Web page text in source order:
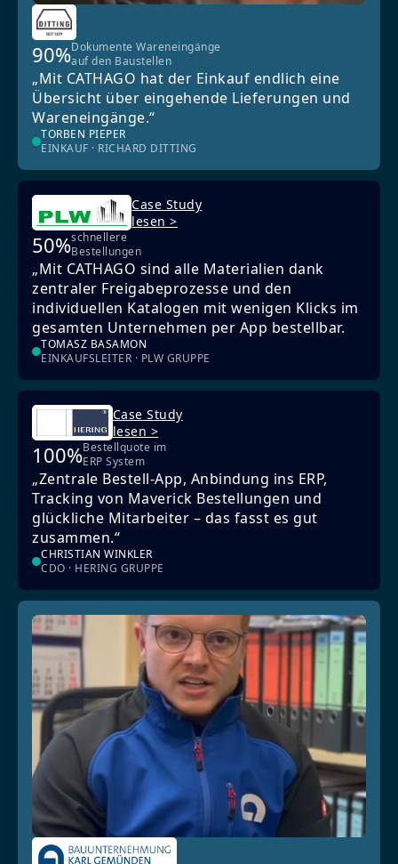
90%Dokumente Wareneingänge
auf den Baustellen
„Mit CATHAGO hat der Einkauf endlich eine
Übersicht über eingehende Lieferungen und
Wareneingänge.“
TORBEN PIEPER
EINKAUF · RICHARD DITTING
Case Study
lesen >
50%schnellere
Bestellungen
„Mit CATHAGO sind alle Materialien dank
zentraler Freigabeprozesse und den
individuellen Katalogen mit wenigen Klicks im
gesamten Unternehmen per App bestellbar.
TOMASZ BASAMON
EINKAUFSLEITER · PLW GRUPPE
Case Study
lesen >
100%Bestellquote im
ERP System
„Zentrale Bestell-App, Anbindung ins ERP,
Tracking von Maverick Bestellungen und
glückliche Mitarbeiter – das fasst es gut
zusammen.“
CHRISTIAN WINKLER
CDO · HERING GRUPPE